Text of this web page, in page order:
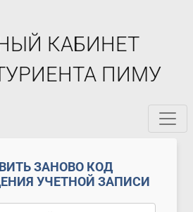
КАБИНЕТ
ПИМУ
ЗАНОВО КОД
УЧЕТНОЙ ЗАПИСИ